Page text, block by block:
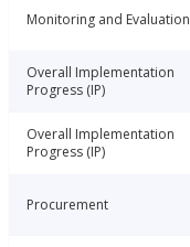
Monitoring and Evaluation
Overall Implementation
Progress (IP)
Overall Implementation
Progress (IP)
Procurement